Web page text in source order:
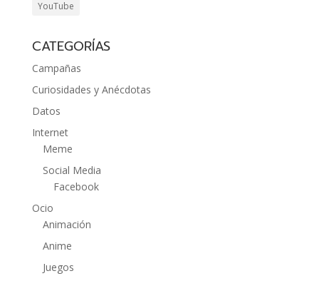
YouTube
CATEGORÍAS
Campañas
Curiosidades y Anécdotas
Datos
Internet
Meme
Social Media
Facebook
Ocio
Animación
Anime
Juegos